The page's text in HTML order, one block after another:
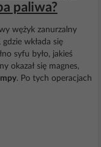
paliwa?
wężyk zanurzalny
wkłada się
syfu było, jakieś
okazał się magnes,
. Po tych operacjach